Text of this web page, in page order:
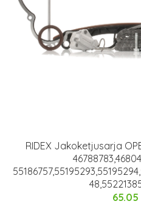
RIDEX Jakoketjusarja
65.05